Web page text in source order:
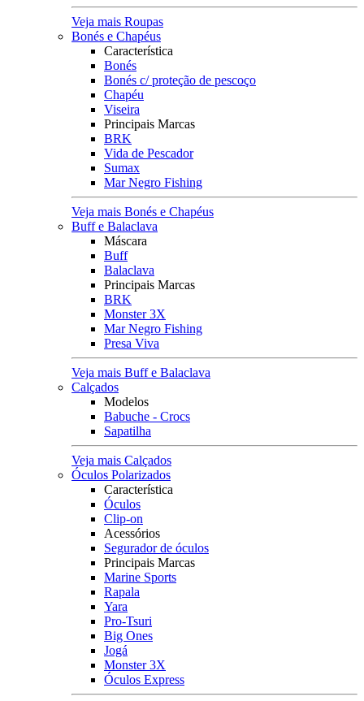
Veja mais Roupas
Bonés e Chapéus
Característica
Bonés
Bonés c/ proteção de pescoço
Chapéu
Viseira
Principais Marcas
BRK
Vida de Pescador
Sumax
Mar Negro Fishing
Veja mais Bonés e Chapéus
Buff e Balaclava
Máscara
Buff
Balaclava
Principais Marcas
BRK
Monster 3X
Mar Negro Fishing
Presa Viva
Veja mais Buff e Balaclava
Calçados
Modelos
Babuche - Crocs
Sapatilha
Veja mais Calçados
Óculos Polarizados
Característica
Óculos
Clip-on
Acessórios
Segurador de óculos
Principais Marcas
Marine Sports
Rapala
Yara
Pro-Tsuri
Big Ones
Jogá
Monster 3X
Óculos Express